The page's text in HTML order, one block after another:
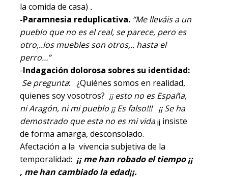
la comida de casa) .
-Paramnesia reduplicativa.“Me lleváis a un
pueblo que no es el real, se parece, pero es
otro,..los muebles son otros,.. hasta el
perro…”
-Indagación dolorosa sobres su identidad:
Se pregunta: ¿Quiénes somos en realidad,
quienes soy vosotros? ¡¡ esto no es España,
ni Aragón, ni mi pueblo ¡¡ Es falso!!!
¡¡ Se ha
demostrado que esta no es mi vida¡¡ insiste
de forma amarga, desconsolado.
Afectación a la vivencia subjetiva de la
temporalidad: ¡¡ me han robado el tiempo ¡¡
, me han cambiado la edad¡¡.